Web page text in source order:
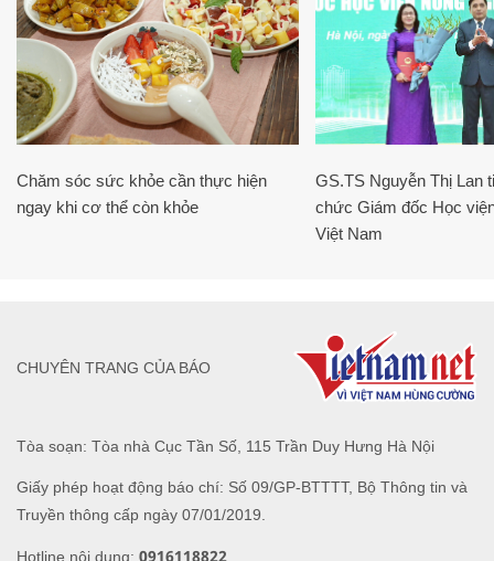
Chăm sóc sức khỏe cần thực hiện
ngay khi cơ thể còn khỏe
GS.TS Nguyễn Thị Lan
chức Giám đốc Học
Việt Nam
Tòa soạn: Tòa nhà Cục Tần Số, 115 Trần Duy Hưng Hà Nội
Giấy phép hoạt động báo chí: Số 09/GP-BTTTT, Bộ Thông tin và
Truyền thông cấp ngày 07/01/2019.
Hotline nội dung: 0916118822
CHUYÊN TRANG CỦA BÁO